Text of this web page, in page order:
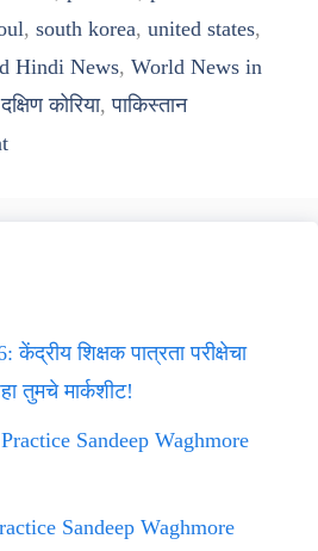
, south korea, united states,
Hindi News, World News in
दक्षिण कोरिया,पाकिस्तान
शिक्षक पात्रता परीक्षेचा
तुमचे मार्कशीट!
Sandeep Waghmore
Sandeep Waghmore